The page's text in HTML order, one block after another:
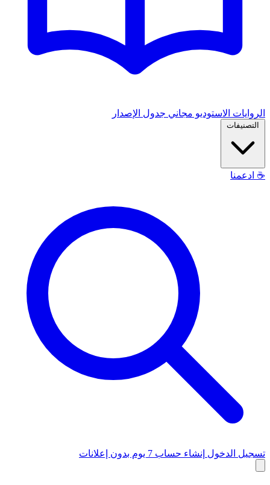
الروايات الاستوديو مجاني جدول الإصدار
التصنيفات
☕ ادعمنا
تسجيل الدخول إنشاء حساب 7 يوم بدون إعلانات